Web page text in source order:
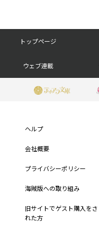
タ
トップページ
ウェブ連載
ヘルプ
会社概要
プライバシーポリシー
海賊版への取り組み
旧サイトでゲスト購入をさ
れた方